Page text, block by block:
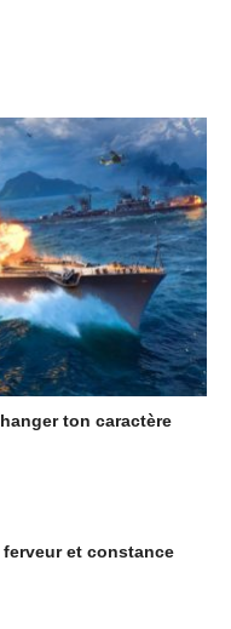
ton caractère
et constance